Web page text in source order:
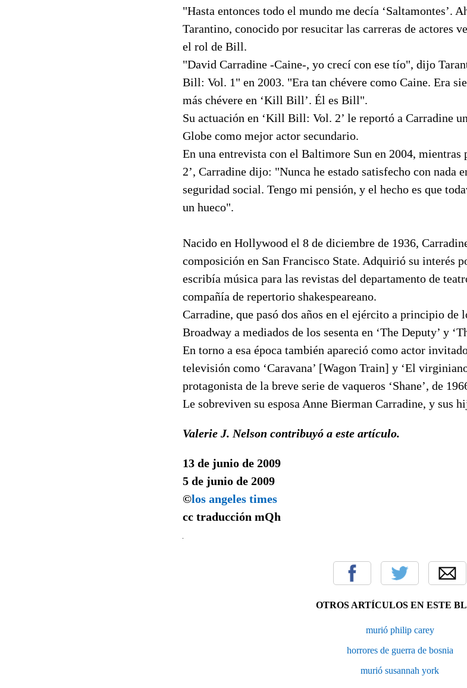
"Hasta entonces todo el mundo me decía ‘Saltamontes’.
Tarantino, conocido por resucitar las carreras de actores
el rol de Bill.
"David Carradine -Caine-, yo crecí con ese tío", dijo
Bill: Vol. 1" en 2003. "Era tan chévere como Caine. Era
más chévere en ‘Kill Bill’. Él es Bill".
Su actuación en ‘Kill Bill: Vol. 2’ le reportó a Carradine
Globe como mejor actor secundario.
En una entrevista con el Baltimore Sun en 2004,
2’, Carradine dijo: "Nunca he estado satisfecho con nada
seguridad social. Tengo mi pensión, y el hecho es que
un hueco".
Nacido en Hollywood el 8 de diciembre de 1936,
composición en San Francisco State. Adquirió su interés
escribía música para las revistas del departamento de
compañía de repertorio shakespeareano.
Carradine, que pasó dos años en el ejército a principio de
Broadway a mediados de los sesenta en ‘The Deputy’ y
En torno a esa época también apareció como actor
televisión como ‘Caravana’ [Wagon Train] y ‘El
protagonista de la breve serie de vaqueros ‘Shane’, de
Le sobreviven su esposa Anne Bierman Carradine, y sus
Valerie J. Nelson contribuyó a este artículo.
13 de junio de 2009
5 de junio de 2009
©los angeles times
cc traducción mQh
OTROS ARTÍCULOS EN ESTE
murió philip carey
horrores de guerra de bosnia
murió susannah york